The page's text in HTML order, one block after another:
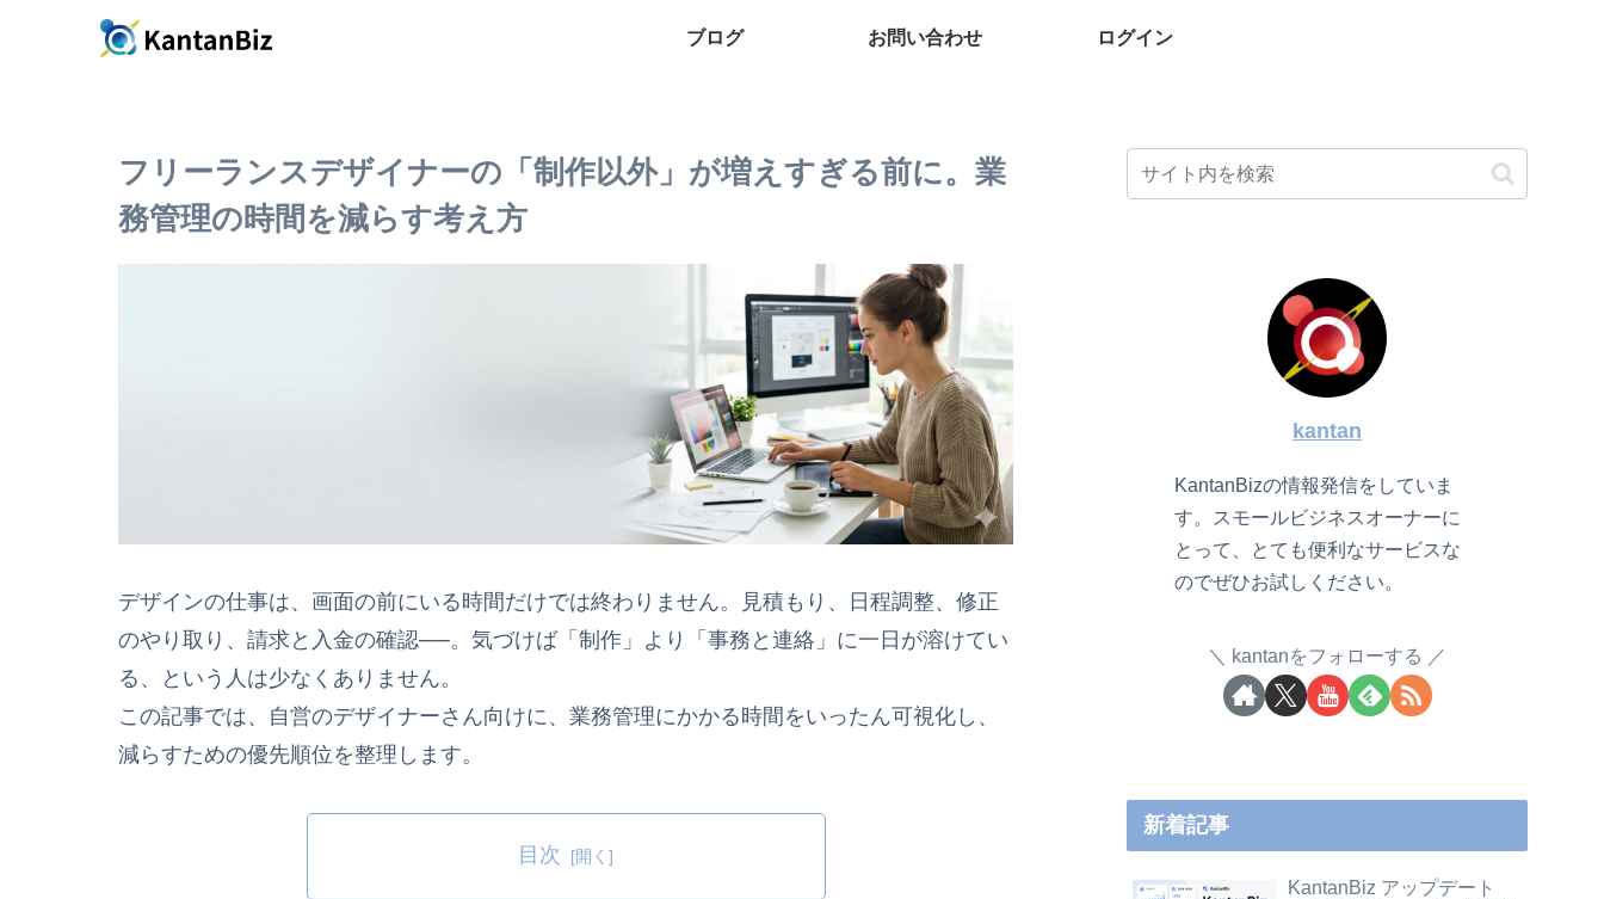
ブログ お問い合わせ ログイン
フリーランスデザイナーの「制作以外」が増えすぎる前に。業
務管理の時間を減らす考え方
デザインの仕事は、画面の前にいる時間だけでは終わりません。見積もり、日程調整、修正
のやり取り、請求と入金の確認──。気づけば「制作」より「事務と連絡」に一日が溶けてい
る、という人は少なくありません。
この記事では、自営のデザイナーさん向けに、業務管理にかかる時間をいったん可視化し、
減らすための優先順位を整理します。
目次
kantan
KantanBizの情報発信をしていま
す。スモールビジネスオーナーに
とって、とても便利なサービスな
のでぜひお試しください。
kantanをフォローする
新着記事
KantanBiz アップデート